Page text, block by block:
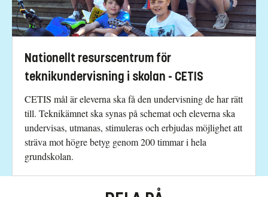
Nationellt resurscentrum för
teknikundervisning i skolan - CETIS
CETIS mål är eleverna ska få den undervisning de har rätt
till. Teknikämnet ska synas på schemat och eleverna ska
undervisas, utmanas, stimuleras och erbjudas möjlighet att
sträva mot högre betyg genom 200 timmar i hela
grundskolan.